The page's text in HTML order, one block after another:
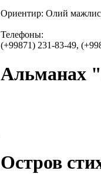
Ориентир: Олий
Телефоны:
(+99871) 231-83-49,
Альманах
Остров